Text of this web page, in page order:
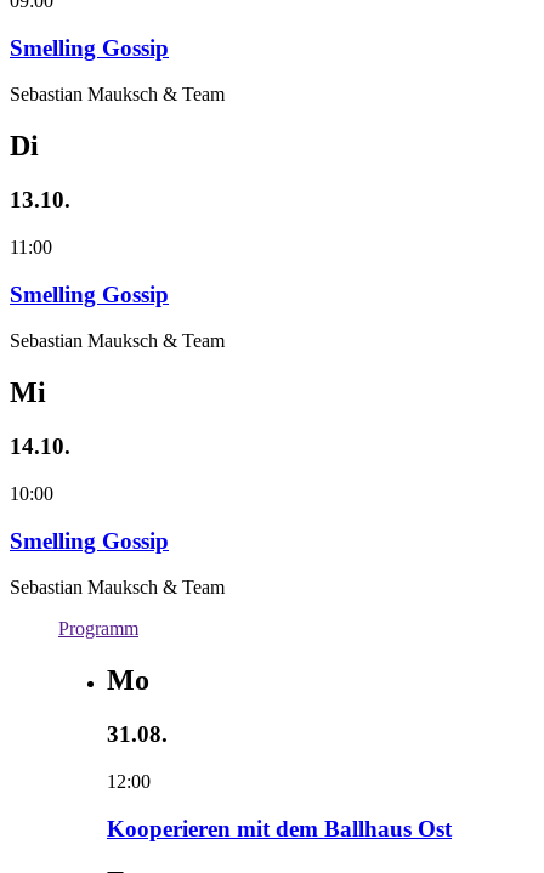
Smelling Gossip
Sebastian Mauksch & Team
Di
13.10.
11:00
Smelling Gossip
Sebastian Mauksch & Team
Mi
14.10.
10:00
Smelling Gossip
Sebastian Mauksch & Team
Programm
Mo
31.08.
12:00
Kooperieren mit dem Ballhaus Ost